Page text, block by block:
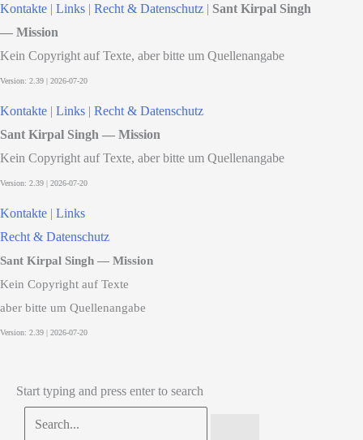
Kontakte | Links | Recht & Datenschutz | Sant Kirpal Singh
— Mission
Kein Copyright auf Texte, aber bitte um Quellenangabe
Kontakte | Links | Recht & Datenschutz
Sant Kirpal Singh — Mission
Kein Copyright auf Texte, aber bitte um Quellenangabe
Kontakte | Links
Recht & Datenschutz
Sant Kirpal Singh — Mission
Kein Copyright auf Texte
aber bitte um Quellenangabe
Start typing and press enter to search
Search...